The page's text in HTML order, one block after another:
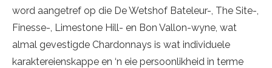
word aangetref op die De Wetshof Bateleur-, The Site-,
Finesse-, Limestone Hill- en Bon Vallon-wyne, wat
almal gevestigde Chardonnays is wat individuele
karaktereienskappe en ‘n eie persoonlikheid in terme